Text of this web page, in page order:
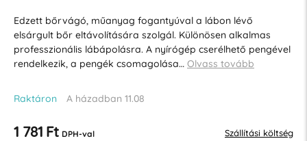
Edzett bőrvágó, műanyag fogantyúval a lábon lévő
elsárgult bőr eltávolítására szolgál. Különösen alkalmas
professzionális lábápolásra. A nyírógép cserélhető pengével
rendelkezik, a pengék csomagolása… Olvass tovább
Raktáron A házadban 11.08
1 781 Ft DPH-val Szállítási költség